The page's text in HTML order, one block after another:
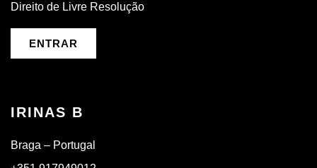
Direito de Livre Resolução
ENTRAR
IRINAS B
Braga – Portugal